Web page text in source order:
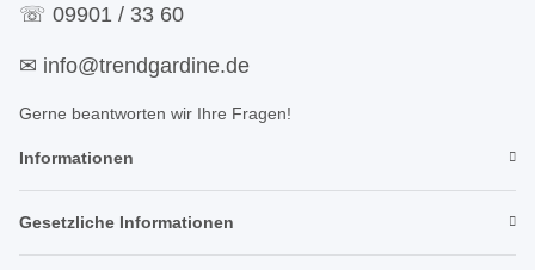
☏ 09901 / 33 60
✉ info@trendgardine.de
Gerne beantworten wir Ihre Fragen!
Informationen
Gesetzliche Informationen